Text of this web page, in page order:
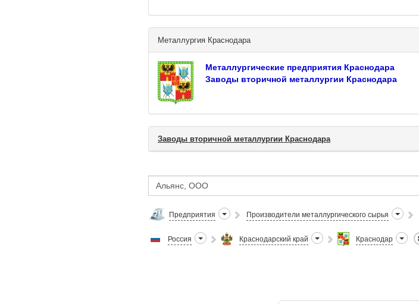
Металлургия Краснодара
Металлургические предприятия Краснодара
Заводы вторичной металлургии Краснодара
Заводы вторичной металлургии Краснодара
Предприятия Производители металлургического сырья
Россия Краснодарский край Краснодар